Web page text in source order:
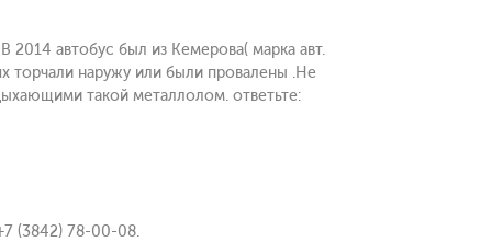
автобус был из Кемерова( марка авт.
торчали наружу или были провалены .Не
такой металлолом. ответьте:
(3842) 78-00-08.